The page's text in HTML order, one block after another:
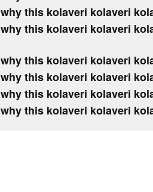
why this kolaveri kolaveri
why this kolaveri kolaveri
why this kolaveri kolaveri
why this kolaveri kolaveri
why this kolaveri kolaveri
why this kolaveri kolaveri